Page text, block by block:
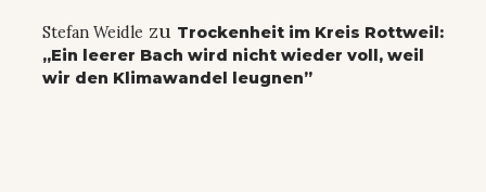
Stefan Weidle zu Trockenheit im Kreis Rottweil:
„Ein leerer Bach wird nicht wieder voll, weil
wir den Klimawandel leugnen”